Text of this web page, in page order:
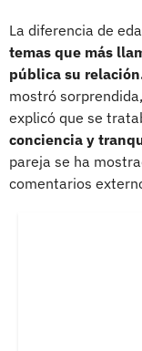
La diferencia de
temas que más
pública su
mostró
explicó que se
conciencia y
pareja se ha
comentarios